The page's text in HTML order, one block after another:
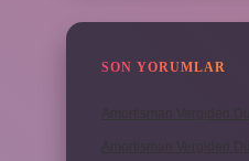
SON YORUMLAR